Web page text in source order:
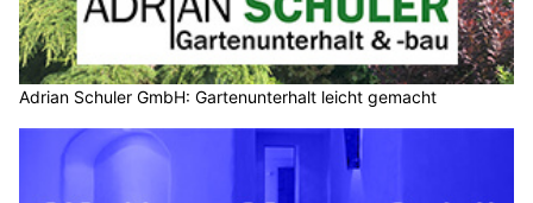
Adrian Schuler GmbH: Gartenunterhalt leicht gemacht